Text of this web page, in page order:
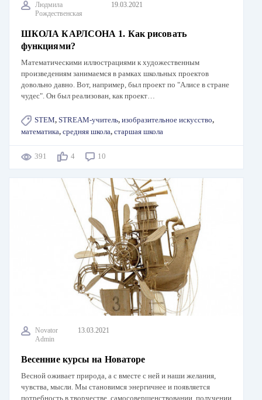
Людмила
Рождественская
19.03.2021
ШКОЛА КАРЛСОНА 1. Как рисовать
функциями?
Математическими иллюстрациями к художественным
произведениям занимаемся в рамках школьных проектов
довольно давно. Вот, например, был проект по "Алисе в стране
чудес". Он был реализован, как проект…
STEM, STREAM-учитель, изобразительное искусство,
математика, средняя школа, старшая школа
391 4 10
Novator
Admin
13.03.2021
Весенние курсы на Новаторе
Весной оживает природа, а с вместе с ней и наши желания,
чувства, мысли. Мы становимся энергичнее и появляется
потребность в творчестве, самосовершенствовании, получении